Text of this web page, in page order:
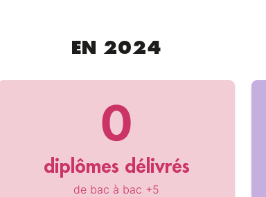
EN 2024
diplômes délivrés
de bac à bac +5